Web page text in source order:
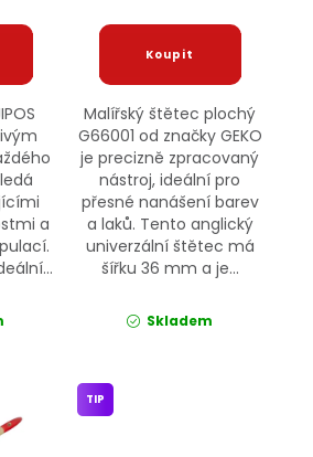
a
Malířský štětec plochý
G66001 od značky GEKO
je precizně zpracovaný
nástroj, ideální pro
přesné nanášení barev
a laků. Tento anglický
univerzální štětec má
šířku 36 mm a je...
Skladem
TIP